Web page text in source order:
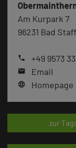
Am Kurpark 7
96231 Bad
phone +49 9573
mail Email
language Homepage
zur